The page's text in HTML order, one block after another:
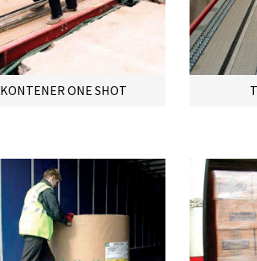
KONTENER ONE SHOT